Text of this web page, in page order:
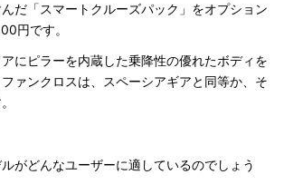
だ「スマートクルーズパック」をオプション
円です。
にピラーを内蔵した乗降性の優れたボディを
ァンクロスは、スペーシアギアと同等か、そ
がどんなユーザーに適しているのでしょう